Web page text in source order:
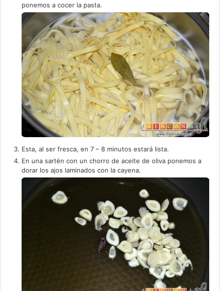
ponemos a cocer la pasta.
Esta, al ser fresca, en 7 – 8 minutos estará lista.
En una sartén con un chorro de aceite de oliva ponemos a
dorar los ajos laminados con la cayena.